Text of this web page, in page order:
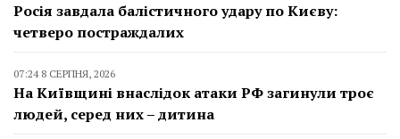
Росія завдала балістичного удару по Києву:
четверо постраждалих
07:24 8 СЕРПНЯ, 2026
На Київщині внаслідок атаки РФ загинули троє
людей, серед них – дитина